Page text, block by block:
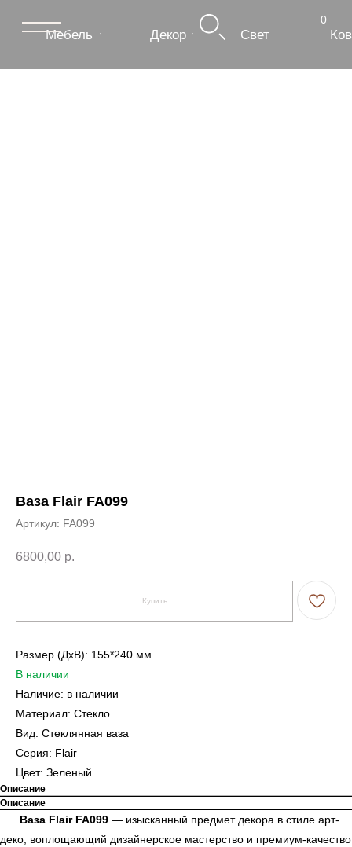
Мебель
Ваза Flair FA099
Артикул: FA099
6800,00 р.
Купить
Размер (ДxВ): 155*240 мм
В наличии
Наличие: в наличии
Материал: Стекло
Вид: Стеклянная ваза
Серия: Flair
Цвет: Зеленый
Описание
Описание
Ваза Flair FA099 — изысканный предмет декора в стиле арт-
деко, воплощающий дизайнерское мастерство и премиум-качество